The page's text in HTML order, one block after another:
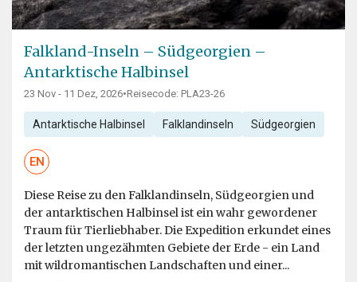
Falkland-Inseln – Südgeorgien –
Antarktische Halbinsel
23 Nov - 11 Dez, 2026•Reisecode: PLA23-26
Antarktische Halbinsel Falklandinseln Südgeorgien
EN
Diese Reise zu den Falklandinseln, Südgeorgien und
der antarktischen Halbinsel ist ein wahr gewordener
Traum für Tierliebhaber. Die Expedition erkundet eines
der letzten ungezähmten Gebiete der Erde - ein Land
mit wildromantischen Landschaften und einer...